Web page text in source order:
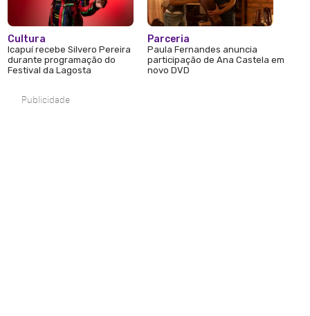
Cultura
Icapuí recebe Silvero Pereira
durante programação do
Festival da Lagosta
Parceria
Paula Fernandes anuncia
participação de Ana Castela em
novo DVD
Publicidade